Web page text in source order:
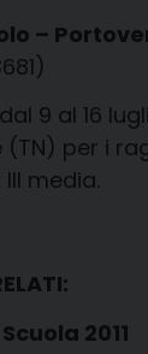
–
9 al 16
per i
media.
2011